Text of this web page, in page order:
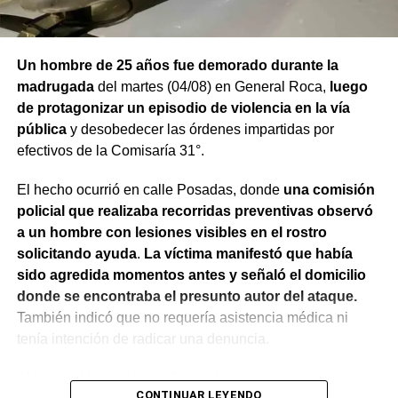
Un hombre de 25 años fue demorado durante la
madrugadadel martes (04/08) en General Roca, luego
de protagonizar un episodio de violencia en la vía
públicay desobedecer las órdenes impartidas por
efectivos de la Comisaría 31°.
El hecho ocurrió en calle Posadas, donde una comisión
policial que realizaba recorridas preventivas observó
a un hombre con lesiones visibles en el rostro
solicitando ayuda. La víctima manifestó que había
sido agredida momentos antes y señaló el domicilio
donde se encontraba el presunto autor del ataque.
También indicó que no requería asistencia médica ni
tenía intención de radicar una denuncia.
Al llegar al lugar,los uniformados encontraron a un
CONTINUAR LEYENDO